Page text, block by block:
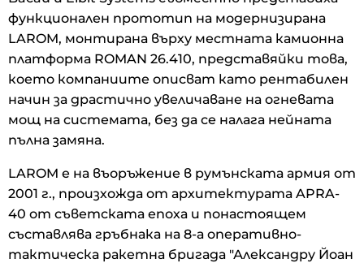
функционален прототип на модернизирана
LAROM, монтирана върху местната камионна
платформа ROMAN 26.410, представяйки това,
което компаниите описват като рентабилен
начин за драстично увеличаване на огневата
мощ на системата, без да се налага нейната
пълна замяна.
LAROM е на въоръжение в румънската армия от
2001 г., произхожда от архитектурата APRA-
40 от съветската епоха и понастоящем
съставлява гръбнака на 8-а оперативно-
тактическа ракетна бригада "Александру Йоан